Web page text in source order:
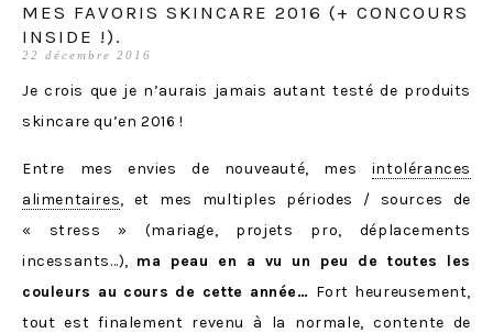
MES FAVORIS SKINCARE 2016 (+ CONCOURS
INSIDE !).
22 décembre 2016
Je crois que je n’aurais jamais autant testé de produits
skincare qu’en 2016 !
Entre mes envies de nouveauté, mes intolérances
alimentaires, et mes multiples périodes / sources de
« stress » (mariage, projets pro, déplacements
incessants…), ma peau en a vu un peu de toutes les
couleurs au cours de cette année… Fort heureusement,
tout est finalement revenu à la normale, contente de